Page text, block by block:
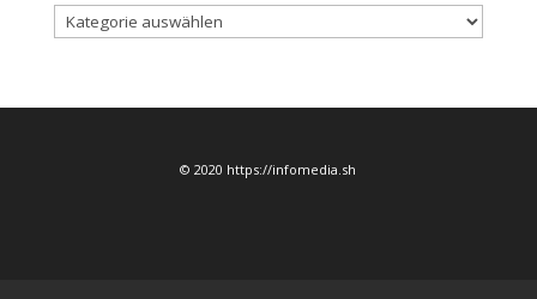
Rubriken
© 2020 https://infomedia.sh